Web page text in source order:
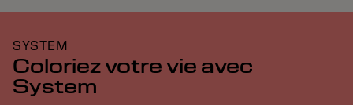
SYSTEM
Coloriez votre vie avec
System